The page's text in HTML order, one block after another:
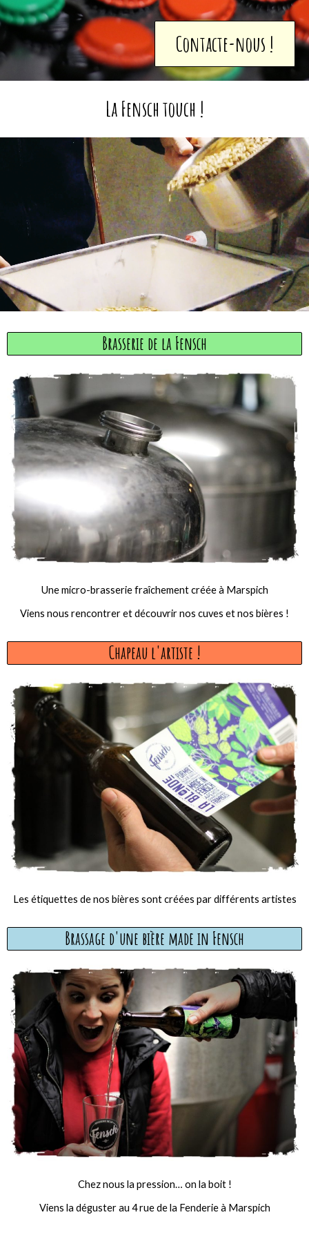
Contacte-nous !
La Fensch touch !
Brasserie de la Fensch
Une micro-brasserie fraîchement créée à Marspich
Viens nous rencontrer et découvrir nos cuves et nos bières !
Chapeau l'artiste !
Les étiquettes de nos bières sont créées par différents artistes
Brassage d'une bière made in Fensch
Chez nous la pression… on la boit !
Viens la déguster au 4 rue de la Fenderie à Marspich